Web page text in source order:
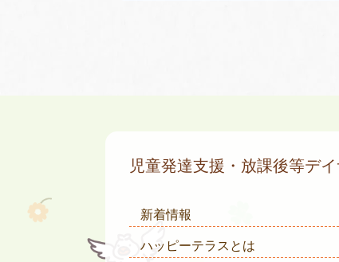
児童発達支援・放課後等デ
新着情報
ハッピーテラスとは